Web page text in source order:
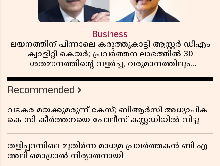
Business
ലയനത്തിന് പിന്നാലെ കരുത്തുകാട്ടി ആസ്റ്റർ ഡിഎം
ക്വാളിറ്റി കെയർ; പ്രവർത്തന ലാഭത്തിൽ 30
ശതമാനത്തിൻ്റെ വളർച്ച, വരുമാനത്തിലും
റിപ്പോർട്ട് പുറത്ത്
Recommended
വടകര മയക്കുമരുന്ന് കേസ്; ബിആർസി അധ്യാപിക
കെ സി കീർത്തനയെ പോലീസ് കസ്റ്റഡിയിൽ വിട്ടു
തളിപ്പറമ്പിലെ മുതിർന്ന മാധ്യമ പ്രവർത്തകൻ ബി എ
അലി മൊഗ്രാൽ നിര്യാതനായി